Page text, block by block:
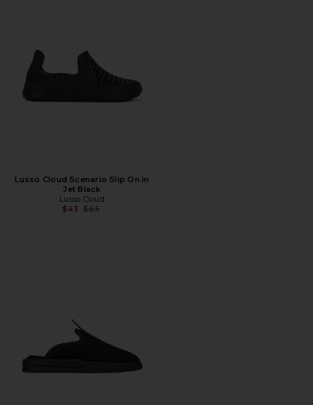
Lusso Cloud Scenario Slip On in
Jet Black
Lusso Cloud
$43 Предыдущая цена:
$65